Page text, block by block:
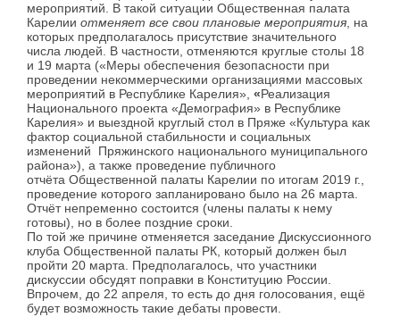
мероприятий. В такой ситуации Общественная палата
Карелии отменяет все свои плановые мероприятия, на
которых предполагалось присутствие значительного
числа людей. В частности, отменяются круглые столы 18
и 19 марта («Меры обеспечения безопасности при
проведении некоммерческими организациями массовых
мероприятий в Республике Карелия», «Реализация
Национального проекта «Демография» в Республике
Карелия» и выездной круглый стол в Пряже «Культура как
фактор социальной стабильности и социальных
изменений Пряжинского национального муниципального
района»), а также проведение публичного
отчёта Общественной палаты Карелии по итогам 2019 г.,
проведение которого запланировано было на 26 марта.
Отчёт непременно состоится (члены палаты к нему
готовы), но в более поздние сроки.
По той же причине отменяется заседание Дискуссионного
клуба Общественной палаты РК, который должен был
пройти 20 марта. Предполагалось, что участники
дискуссии обсудят поправки в Конституцию России.
Впрочем, до 22 апреля, то есть до дня голосования, ещё
будет возможность такие дебаты провести.